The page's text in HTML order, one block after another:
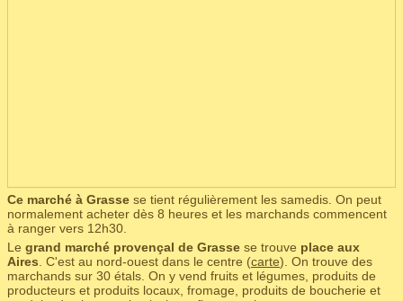
Ce marché à Grasse se tient régulièrement les samedis. On peut
normalement acheter dès 8 heures et les marchands commencent
à ranger vers 12h30.
Le grand marché provençal de Grasse se trouve place aux
Aires . C'est au nord-ouest dans le centre (carte). On trouve des
marchands sur 30 étals. On y vend fruits et légumes, produits de
producteurs et produits locaux, fromage, produits de boucherie et